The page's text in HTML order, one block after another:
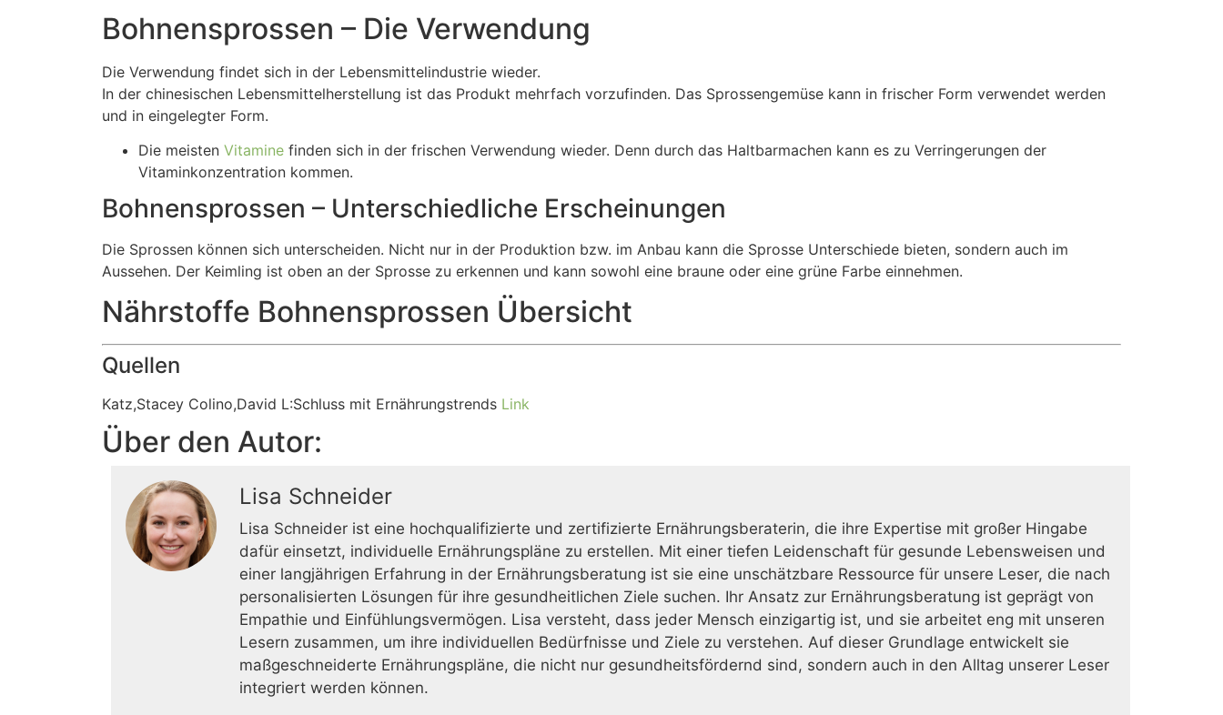
Bohnensprossen – Die Verwendung
Die Verwendung findet sich in der Lebensmittelindustrie wieder.
In der chinesischen Lebensmittelherstellung ist das Produkt mehrfach vorzufinden. Das Sprossengemüse kann in frischer Form verwendet werden
und in eingelegter Form.
Die meisten Vitamine finden sich in der frischen Verwendung wieder. Denn durch das Haltbarmachen kann es zu Verringerungen der
Vitaminkonzentration kommen.
Bohnensprossen – Unterschiedliche Erscheinungen
Die Sprossen können sich unterscheiden. Nicht nur in der Produktion bzw. im Anbau kann die Sprosse Unterschiede bieten, sondern auch im
Aussehen. Der Keimling ist oben an der Sprosse zu erkennen und kann sowohl eine braune oder eine grüne Farbe einnehmen.
Nährstoffe Bohnensprossen Übersicht
Quellen
Katz,Stacey Colino,David L:Schluss mit Ernährungstrends Link
Über den Autor:
Lisa Schneider
Lisa Schneider ist eine hochqualifizierte und zertifizierte Ernährungsberaterin, die ihre Expertise mit großer Hingabe
dafür einsetzt, individuelle Ernährungspläne zu erstellen. Mit einer tiefen Leidenschaft für gesunde Lebensweisen und
einer langjährigen Erfahrung in der Ernährungsberatung ist sie eine unschätzbare Ressource für unsere Leser, die nach
personalisierten Lösungen für ihre gesundheitlichen Ziele suchen. Ihr Ansatz zur Ernährungsberatung ist geprägt von
Empathie und Einfühlungsvermögen. Lisa versteht, dass jeder Mensch einzigartig ist, und sie arbeitet eng mit unseren
Lesern zusammen, um ihre individuellen Bedürfnisse und Ziele zu verstehen. Auf dieser Grundlage entwickelt sie
maßgeschneiderte Ernährungspläne, die nicht nur gesundheitsfördernd sind, sondern auch in den Alltag unserer Leser
integriert werden können.